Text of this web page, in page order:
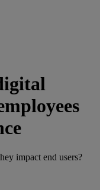
impact end users?